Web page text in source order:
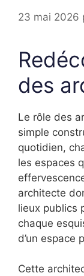
23 mai 2026
des
Le rôle des
simple
quotidien,
les espaces
architecte
lieux publics
chaque
d’un espace
Cette